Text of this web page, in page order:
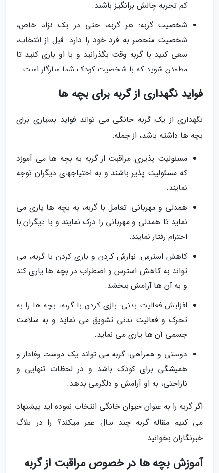
کم تجربه چالش برانگیز باشند.
شخصیت گربه: هر گربه، حتی در یک نژاد خاص،
شخصیت منحصر به فرد خود را دارد. قبل از انتخاب،
سعی کنید با گربه وقت بگذرانید و با او بازی کنید تا
مطمئن شوید که با شخصیت کودک شما سازگار است.
فواید نگهداری از گربه برای بچه ها
نگهداری از یک گربه خانگی می تواند فواید بسیاری برای
بچه ها داشته باشد، از جمله:
مسئولیت پذیری: مراقبت از گربه به بچه ها می آموزد
که مسئولیت پذیر باشند و به احتیاجهای دیگران توجه
نمایند.
همدلی و مهربانی: تعامل با گربه، به بچه ها یاری می
نماید تا همدلی و مهربانی را درک نمایند و با دیگران با
احترام رفتار نمایند.
کاهش استرس: نوازش کردن و بازی کردن با گربه، می
تواند به کاهش استرس و اضطراب در بچه ها یاری کند
و به آن ها آرامش ببخشد.
افزایش فعالیت بدنی: بازی کردن با گربه، بچه ها را به
تحرک و فعالیت بدنی تشویق می نماید و به سلامت
جسمی آن ها یاری می نماید.
دوستی و همراهی: گربه می تواند یک دوست وفادار و
همیشگی برای کودک باشد و در لحظات تنهایی و
ناراحتی، به او آرامش و دلگرمی بدهد.
اگر گربه را به عنوان حیوان خانگی انتخاب نموده اید پیشنهاد
می کنیم مقاله گربه چند سال عمر میکند؟ را در بلاگ
خبرنگاران بخوانید.
آموزش بچه ها در خصوص مراقبت از گربه